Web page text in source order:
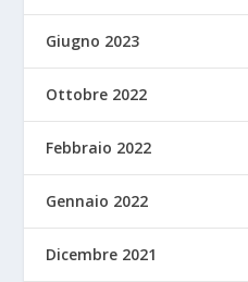
Giugno 2023
Ottobre 2022
Febbraio 2022
Gennaio 2022
Dicembre 2021